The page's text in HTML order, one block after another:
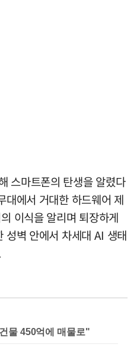
스마트폰의 탄생을 알렸다
대에서 거대한 하드웨어 제
이식을 알리며 퇴장하게
성벽 안에서 차세대 AI 생태
물 450억에 매물로"